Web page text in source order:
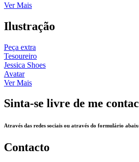
Ver Mais
Ilustração
Peça extra
Tesoureiro
Jessica Shoes
Avatar
Ver Mais
Sinta-se livre de me
Através das redes sociais ou através do formulário
Contacto